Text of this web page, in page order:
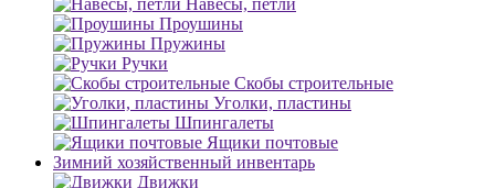
Навесы, петли
Проушины
Пружины
Ручки
Скобы строительные
Уголки, пластины
Шпингалеты
Ящики почтовые
Зимний хозяйственный инвентарь
Движки